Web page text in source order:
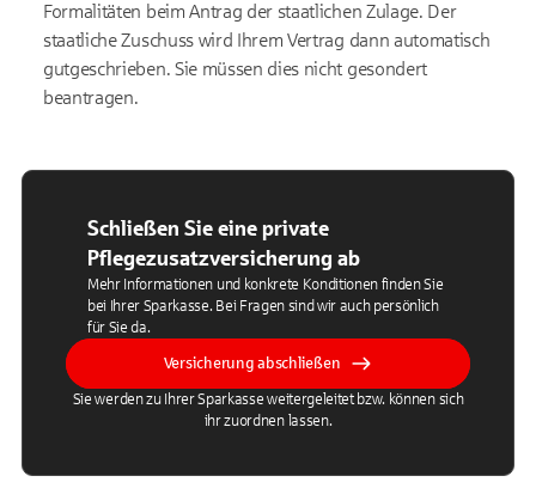
Formalitäten beim Antrag der staatlichen Zulage. Der
staatliche Zuschuss wird Ihrem Vertrag dann automatisch
gutgeschrieben. Sie müssen dies nicht gesondert
beantragen.
Schließen Sie eine private
Pflegezusatzversicherung ab
Mehr Informationen und konkrete Konditionen finden Sie
bei Ihrer Sparkasse. Bei Fragen sind wir auch persönlich
für Sie da.
Versicherung abschließen
Sie werden zu Ihrer Sparkasse weitergeleitet bzw. können sich
ihr zuordnen lassen.